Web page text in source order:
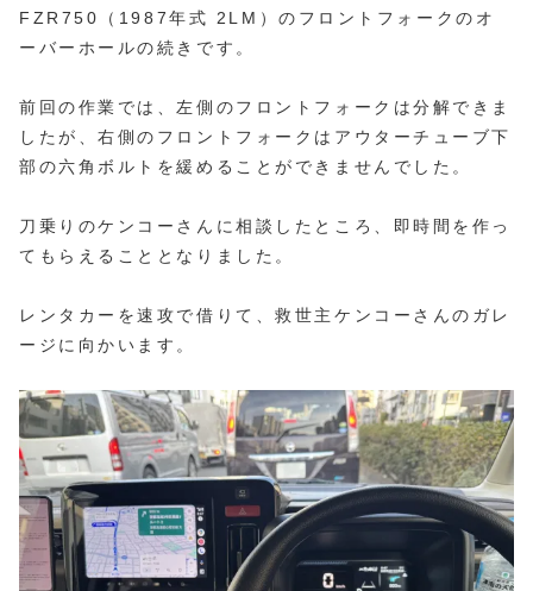
FZR750（1987年式 2LM）のフロントフォークのオ
ーバーホールの続きです。
前回の作業では、左側のフロントフォークは分解できま
したが、右側のフロントフォークはアウターチューブ下
部の六角ボルトを緩めることができませんでした。
刀乗りのケンコーさんに相談したところ、即時間を作っ
てもらえることとなりました。
レンタカーを速攻で借りて、救世主ケンコーさんのガレ
ージに向かいます。